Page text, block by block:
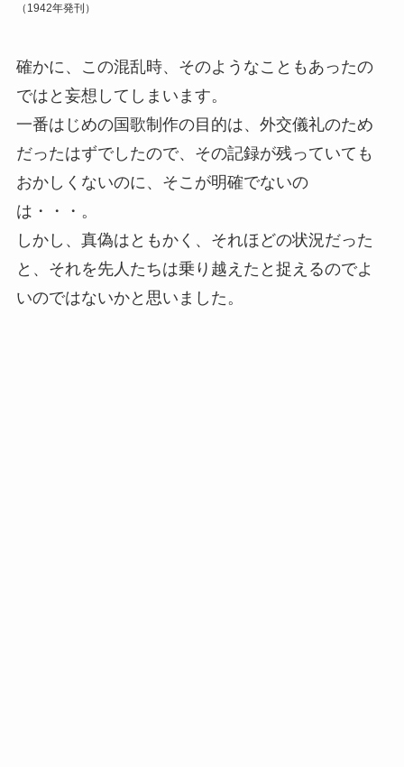
（1942年発刊）
確かに、この混乱時、そのようなこともあったの
ではと妄想してしまいます。
一番はじめの国歌制作の目的は、外交儀礼のため
だったはずでしたので、その記録が残っていても
おかしくないのに、そこが明確でないの
は・・・。
しかし、真偽はともかく、それほどの状況だった
と、それを先人たちは乗り越えたと捉えるのでよ
いのではないかと思いました。